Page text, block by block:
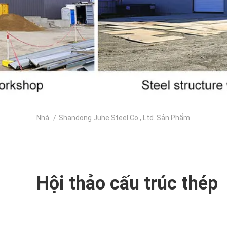
Nhà / Shandong Juhe Steel Co., Ltd. Sản Phẩm
Hội thảo cấu trúc thép